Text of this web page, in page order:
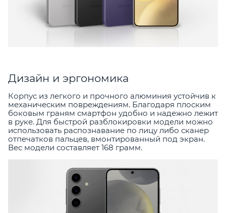
Дизайн и эргономика
Корпус из легкого и прочного алюминия устойчив к
механическим повреждениям. Благодаря плоским
боковым граням смартфон удобно и надежно лежит
в руке. Для быстрой разблокировки модели можно
использовать распознавание по лицу либо сканер
отпечатков пальцев, вмонтированный под экран.
Вес модели составляет 168 грамм.